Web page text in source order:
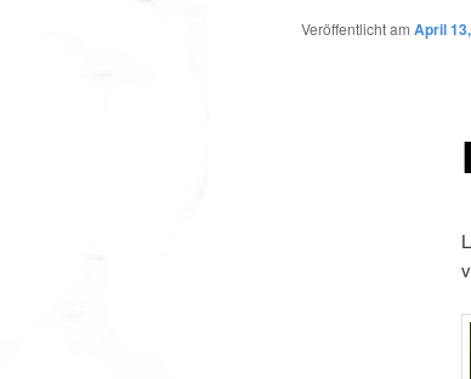
Veröffentlicht am April